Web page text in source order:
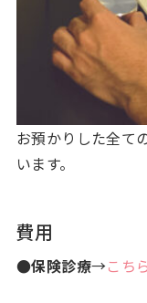
お預かりした全て
います。
費用
●保険診療→こち